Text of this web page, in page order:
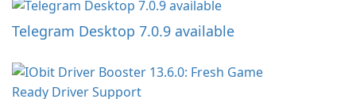
Telegram Desktop 7.0.9 available